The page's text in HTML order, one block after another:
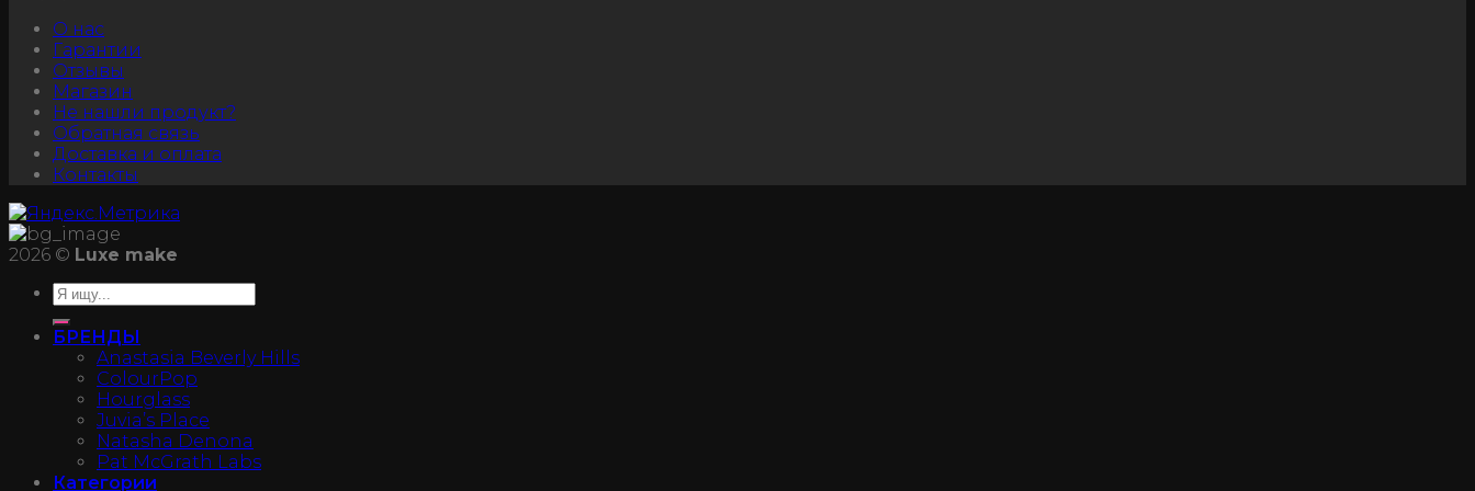
О нас
Гарантии
Отзывы
Магазин
Не нашли продукт?
Обратная связь
Доставка и оплата
Контакты
2026 © Luxe make
БРЕНДЫ
Anastasia Beverly Hills
ColourPop
Hourglass
Juvia’s Place
Natasha Denona
Pat McGrath Labs
Категории